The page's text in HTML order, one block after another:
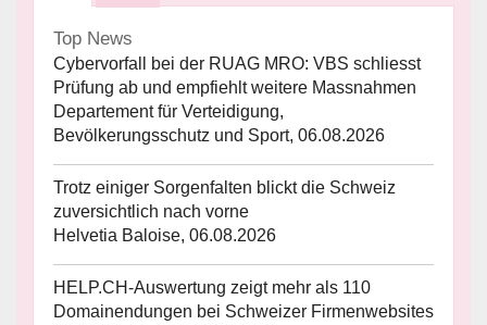
Top News
Cybervorfall bei der RUAG MRO: VBS schliesst
Prüfung ab und empfiehlt weitere Massnahmen
Departement für Verteidigung,
Bevölkerungsschutz und Sport, 06.08.2026
Trotz einiger Sorgenfalten blickt die Schweiz
zuversichtlich nach vorne
Helvetia Baloise, 06.08.2026
HELP.CH-Auswertung zeigt mehr als 110
Domainendungen bei Schweizer Firmenwebsites